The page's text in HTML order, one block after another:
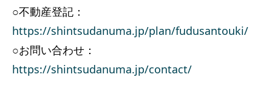
○不動産登記：
https://shintsudanuma.jp/plan/fudusantouki/
○お問い合わせ：
https://shintsudanuma.jp/contact/